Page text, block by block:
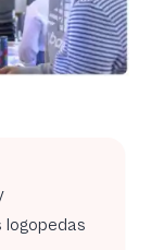
logopedas